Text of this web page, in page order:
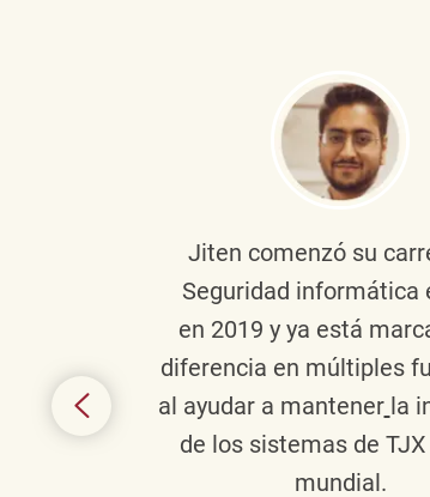
Jiten comenzó su
Seguridad informática
en 2019 y ya está
diferencia en múltiples
al ayudar a mantener la
de los sistemas de
mundial.